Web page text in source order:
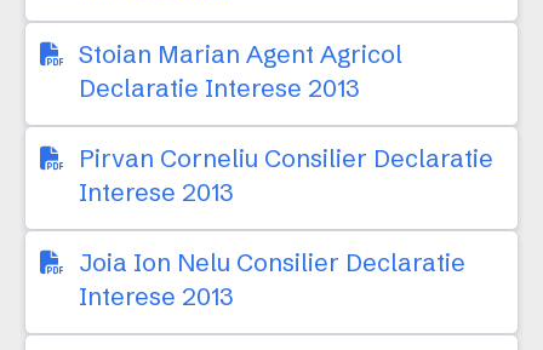
Stoian Marian Agent Agricol
Declaratie Interese 2013
Pirvan Corneliu Consilier Declaratie
Interese 2013
Joia Ion Nelu Consilier Declaratie
Interese 2013